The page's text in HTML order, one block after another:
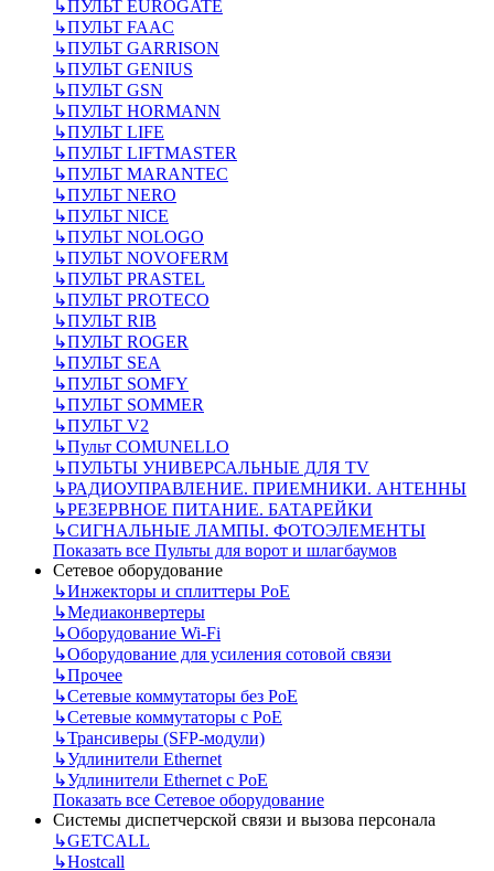
↳ПУЛЬТ EUROGATE
↳ПУЛЬТ FAAC
↳ПУЛЬТ GARRISON
↳ПУЛЬТ GENIUS
↳ПУЛЬТ GSN
↳ПУЛЬТ HORMANN
↳ПУЛЬТ LIFE
↳ПУЛЬТ LIFTMASTER
↳ПУЛЬТ MARANTEC
↳ПУЛЬТ NERO
↳ПУЛЬТ NICE
↳ПУЛЬТ NOLOGO
↳ПУЛЬТ NOVOFERM
↳ПУЛЬТ PRASTEL
↳ПУЛЬТ PROTECO
↳ПУЛЬТ RIB
↳ПУЛЬТ ROGER
↳ПУЛЬТ SEA
↳ПУЛЬТ SOMFY
↳ПУЛЬТ SOMMER
↳ПУЛЬТ V2
↳Пульт СOMUNELLO
↳ПУЛЬТЫ УНИВЕРСАЛЬНЫЕ ДЛЯ TV
↳РАДИОУПРАВЛЕНИЕ. ПРИЕМНИКИ. АНТЕННЫ
↳РЕЗЕРВНОЕ ПИТАНИЕ. БАТАРЕЙКИ
↳СИГНАЛЬНЫЕ ЛАМПЫ. ФОТОЭЛЕМЕНТЫ
Показать все Пульты для ворот и шлагбаумов
Сетевое оборудование
↳Инжекторы и сплиттеры РоЕ
↳Медиаконвертеры
↳Оборудование Wi-Fi
↳Оборудование для усиления сотовой связи
↳Прочее
↳Сетевые коммутаторы без РоЕ
↳Сетевые коммутаторы с РоЕ
↳Трансиверы (SFP-модули)
↳Удлинители Ethernet
↳Удлинители Ethernet с PoE
Показать все Сетевое оборудование
Системы диспетчерской связи и вызова персонала
↳GETCALL
↳Hostcall